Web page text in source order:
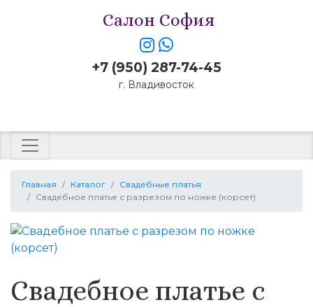
Салон София
+7 (950) 287-74-45
г. Владивосток
Главная Каталог
Свадебные платья
Свадебное платье с разрезом по ножке (корсет)
Свадебное платье с